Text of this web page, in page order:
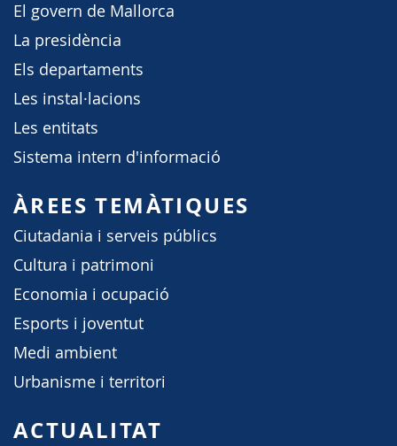
El govern de Mallorca
La presidència
Els departaments
Les instal·lacions
Les entitats
Sistema intern d'informació
ÀREES TEMÀTIQUES
Ciutadania i serveis públics
Cultura i patrimoni
Economia i ocupació
Esports i joventut
Medi ambient
Urbanisme i territori
ACTUALITAT